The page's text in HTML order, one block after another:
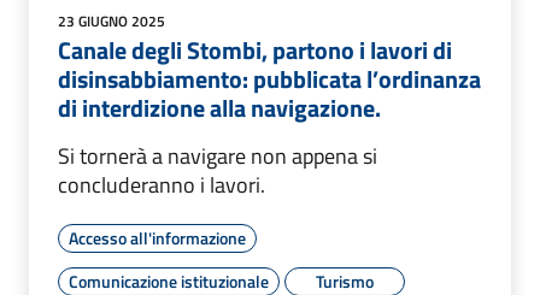
23 GIUGNO 2025
Canale degli Stombi, partono i lavori di
disinsabbiamento: pubblicata l’ordinanza
di interdizione alla navigazione.
Si tornerà a navigare non appena si
concluderanno i lavori.
Accesso all'informazione
Comunicazione istituzionale
Turismo